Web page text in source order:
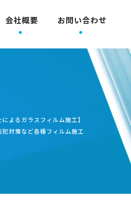
会社概要 お問い合わせ
よるガラスフィルム施工】
対策など各種フィルム施工